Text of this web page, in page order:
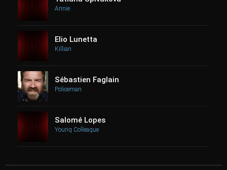
Annie
Elio Lunetta
Killian
Sébastien Faglain
Policeman
Salomé Lopes
Young Colleague